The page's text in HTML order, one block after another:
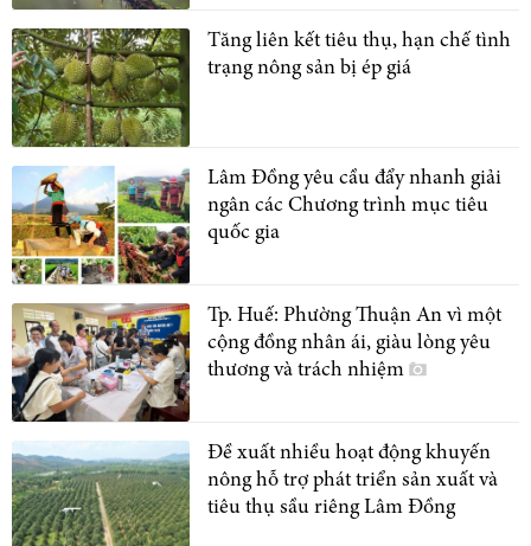
Tăng liên kết tiêu thụ, hạn chế tình
trạng nông sản bị ép giá
Lâm Đồng yêu cầu đẩy nhanh giải
ngân các Chương trình mục tiêu
quốc gia
Tp. Huế: Phường Thuận An vì một
cộng đồng nhân ái, giàu lòng yêu
thương và trách nhiệm
Đề xuất nhiều hoạt động khuyến
nông hỗ trợ phát triển sản xuất và
tiêu thụ sầu riêng Lâm Đồng